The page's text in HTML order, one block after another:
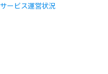
サービス運営状況